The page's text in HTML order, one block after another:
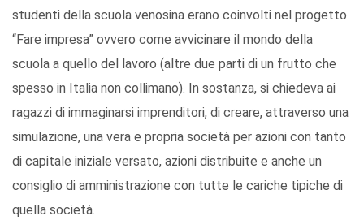
studenti della scuola venosina erano coinvolti nel progetto
“Fare impresa” ovvero come avvicinare il mondo della
scuola a quello del lavoro (altre due parti di un frutto che
spesso in Italia non collimano). In sostanza, si chiedeva ai
ragazzi di immaginarsi imprenditori, di creare, attraverso una
simulazione, una vera e propria società per azioni con tanto
di capitale iniziale versato, azioni distribuite e anche un
consiglio di amministrazione con tutte le cariche tipiche di
quella società.